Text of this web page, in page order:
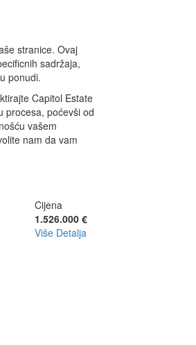
stranice. Ovaj
sadržaja,
ponudi.
Capitol Estate
procesa, poćevši od
vašem
nam da vam
Cijena
1.526.000 €
Više Detalja